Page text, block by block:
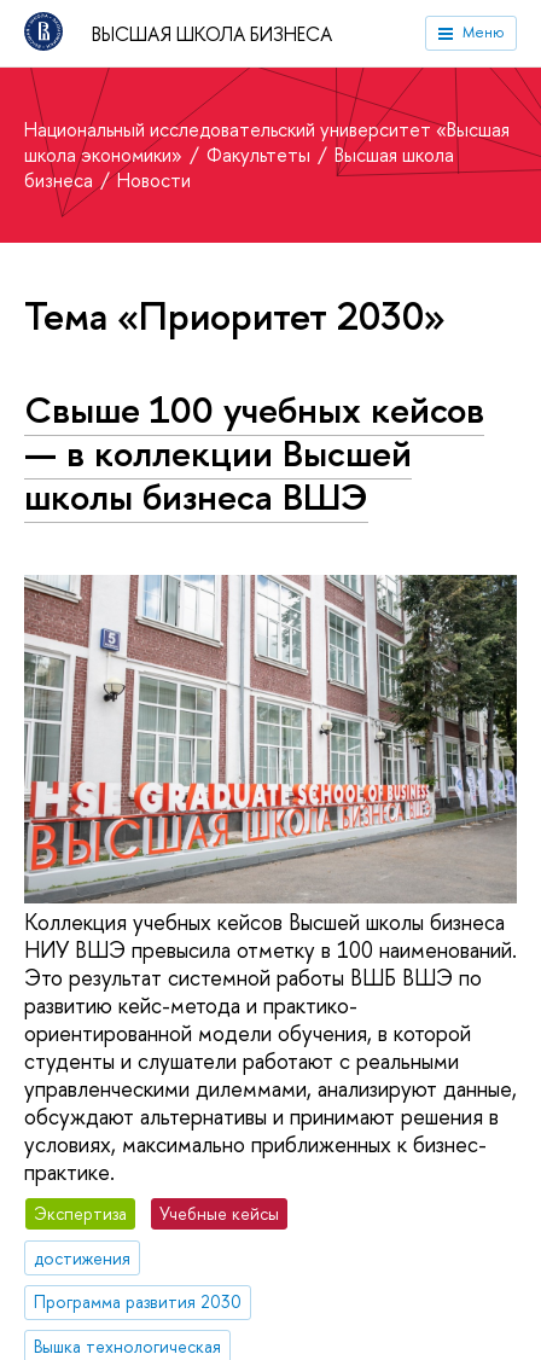
ВЫСШАЯ ШКОЛА БИЗНЕСА Меню
Национальный исследовательский университет «Высшая
школа экономики»
Факультеты
Высшая школа
бизнеса
Новости
Тема «Приоритет 2030»
Свыше 100 учебных кейсов
— в коллекции Высшей
школы бизнеса ВШЭ
Коллекция учебных кейсов Высшей школы бизнеса
НИУ ВШЭ превысила отметку в 100 наименований.
Это результат системной работы ВШБ ВШЭ по
развитию кейс-метода и практико-
ориентированной модели обучения, в которой
студенты и слушатели работают с реальными
управленческими дилеммами, анализируют данные,
обсуждают альтернативы и принимают решения в
условиях, максимально приближенных к бизнес-
практике.
Экспертиза
Учебные кейсы
достижения
Программа развития 2030
Вышка технологическая